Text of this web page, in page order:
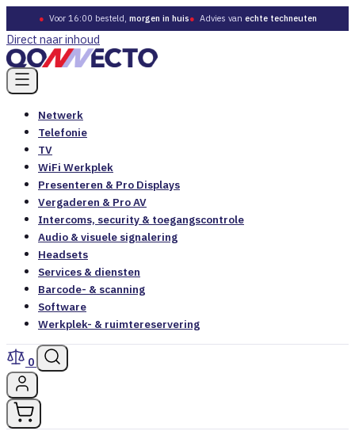
● Voor 16:00 besteld, morgen in huis● Advies van echte techneuten
Direct naar inhoud
Netwerk
Telefonie
TV
WiFi Werkplek
Presenteren & Pro Displays
Vergaderen & Pro AV
Intercoms, security & toegangscontrole
Audio & visuele signalering
Headsets
Services & diensten
Barcode- & scanning
Software
Werkplek- & ruimtereservering
0